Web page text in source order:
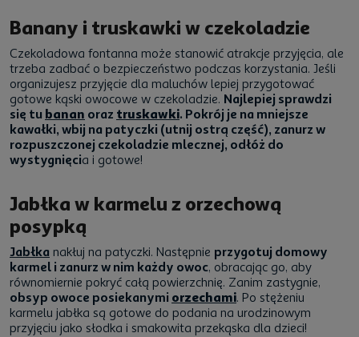
Banany i truskawki w czekoladzie
Czekoladowa fontanna może stanowić atrakcje przyjęcia, ale
trzeba zadbać o bezpieczeństwo podczas korzystania. Jeśli
organizujesz przyjęcie dla maluchów lepiej przygotować
gotowe kąski owocowe w czekoladzie. Najlepiej sprawdzi
się tu banan oraz truskawki. Pokrój je na mniejsze
kawałki, wbij na patyczki (utnij ostrą część), zanurz w
rozpuszczonej czekoladzie mlecznej, odłóż do
wystygnięcia i gotowe!
Jabłka w karmelu z orzechową
posypką
Jabłka nakłuj na patyczki. Następnie przygotuj domowy
karmel i zanurz w nim każdy owoc, obracając go, aby
równomiernie pokryć całą powierzchnię. Zanim zastygnie,
obsyp owoce posiekanymi orzechami. Po stężeniu
karmelu jabłka są gotowe do podania na urodzinowym
przyjęciu jako słodka i smakowita przekąska dla dzieci!